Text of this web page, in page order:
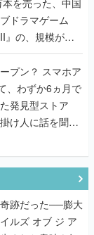
を売った、中国
ドラマゲーム
』の、規模が違
ーに聞いた
スマホア
、わずか6ヵ月で
発見型ストア
け人に話を聞い
奇跡だった──膨大
ルズ オブ ジ ア